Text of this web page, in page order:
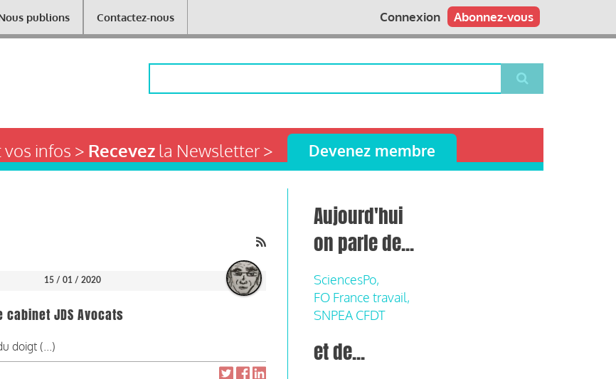
publions Contactez-nous Abonnez-vous
Connexion
infos > Recevezla Newsletter > Devenez membre
15 / 01 / 2020
JDS Avocats
doigt (...)
Aujourd'hui
on parle de...
SciencesPo,
FO France travail,
SNPEA CFDT
et de...